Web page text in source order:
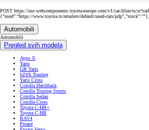
POST https://usc-webcomponents.toyota-europe.com/v1/car-filter/rs/
{"used":"https://www.toyota.rs/retailers/default/used-cars/
Automobili
Automobili
Pregled svih modela
Aygo X
Yaris
GR Yaris
bZ4X Touring
Yaris Cross
Corolla Hatchback
Corolla Touring Sports
Corolla Sedan
Corolla Cross
Toyota C-HR+
Toyota C-HR
RAV4
Proace